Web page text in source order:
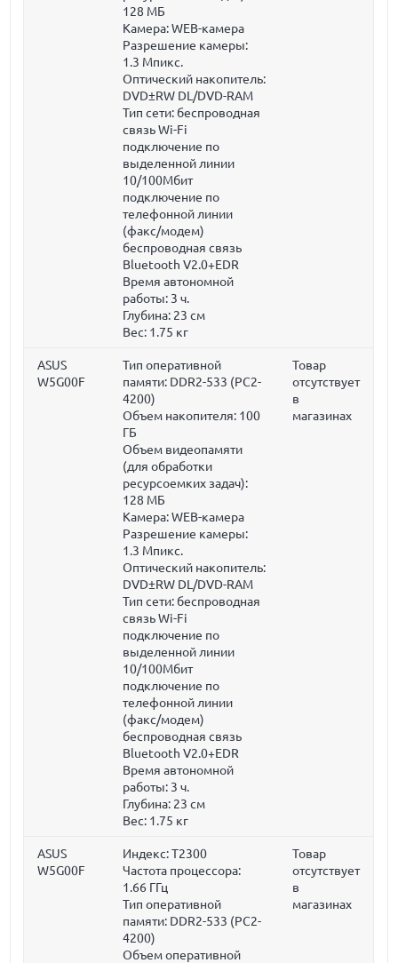
128 МБ
Камера: WEB-камера
Разрешение камеры:
1.3 Мпикс.
Оптический накопитель:
DVD±RW DL/DVD-RAM
Тип сети: беспроводная
связь Wi-Fi
подключение по
выделенной линии
10/100Мбит
подключение по
телефонной линии
(факс/модем)
беспроводная связь
Bluetooth V2.0+EDR
Время автономной
работы: 3 ч.
Глубина: 23 см
Вес: 1.75 кг
ASUS
W5G00F
Тип оперативной
памяти: DDR2-533 (PC2-
4200)
Объем накопителя: 100
ГБ
Объем видеопамяти
(для обработки
ресурсоемких задач):
128 МБ
Камера: WEB-камера
Разрешение камеры:
1.3 Мпикс.
Оптический накопитель:
DVD±RW DL/DVD-RAM
Тип сети: беспроводная
связь Wi-Fi
подключение по
выделенной линии
10/100Мбит
подключение по
телефонной линии
(факс/модем)
беспроводная связь
Bluetooth V2.0+EDR
Время автономной
работы: 3 ч.
Глубина: 23 см
Вес: 1.75 кг
Товар
отсутствует
в
магазинах
ASUS
W5G00F
Индекс: T2300
Частота процессора:
1.66 ГГц
Тип оперативной
памяти: DDR2-533 (PC2-
4200)
Объем оперативной
Товар
отсутствует
в
магазинах